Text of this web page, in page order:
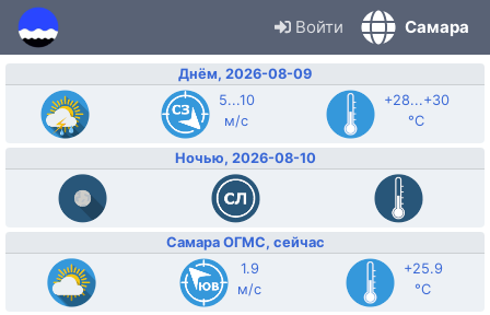
Войти Самара
Днём, 2026-08-09
5...10
м/с
+28...+30
°C
Ночью, 2026-08-10
Самара ОГМС, сейчас
1.9
м/с
+25.9
°C